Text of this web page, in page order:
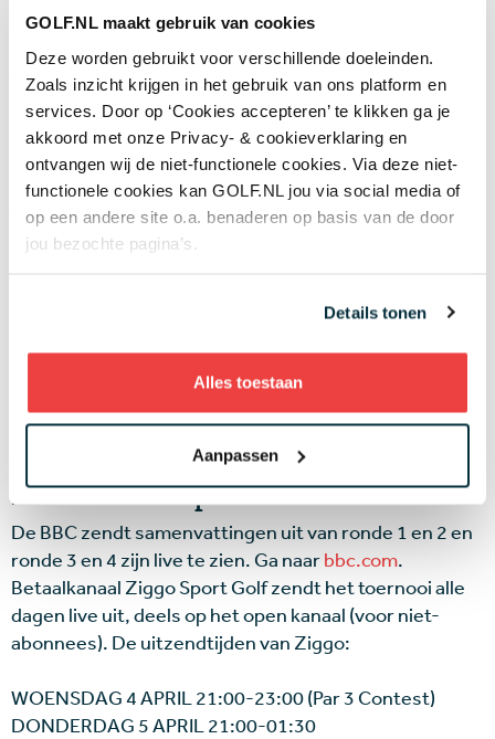
GOLF.NL maakt gebruik van cookies
Deze worden gebruikt voor verschillende doeleinden.
Zoals inzicht krijgen in het gebruik van ons platform en
services. Door op ‘Cookies accepteren’ te klikken ga je
akkoord met onze Privacy- & cookieverklaring en
ontvangen wij de niet-functionele cookies. Via deze niet-
functionele cookies kan GOLF.NL jou via social media of
op een andere site o.a. benaderen op basis van de door
jou bezochte pagina’s.
Details tonen
Alles toestaan
Aanpassen
Rose een jaar na zijn tweede plek? De voorbije drie
jaren eindigde hij telkens in de top-10. Waarom zou hij
dit jaar niet de laatste stap zetten? Of gaat Bubba
Watson ervandoor met zijn derde groene jasje? Een
paar weken geleden won hij nog het WGC Match Play.
Ook Jason Day heeft al een overwinning in de tas dit
jaar. De voorbije maand hebben we op sportief gebied
echter weinig van hem vernomen. Phil Mickelson
boekte in Mexico zijn eerste zege sinds het Britse
op Augusta. Zit er nog een vierde in?
De magische baan van Augusta National.
Masters 2018 op televisie
De BBC zendt samenvattingen uit van ronde 1 en 2 en
ronde 3 en 4 zijn live te zien. Ga naarbbc.com.
Betaalkanaal Ziggo Sport Golf zendt het toernooi alle
dagen live uit, deels op het open kanaal (voor niet-
abonnees). De uitzendtijden van Ziggo:
WOENSDAG 4 APRIL 21:00-23:00 (Par 3 Contest)
DONDERDAG 5 APRIL 21:00-01:30